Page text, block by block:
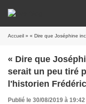
Accueil » « Dire que Joséphine incarne le
« Dire que
serait un peu tiré
l'historien
Publié le 30/08/2019 à 19:42